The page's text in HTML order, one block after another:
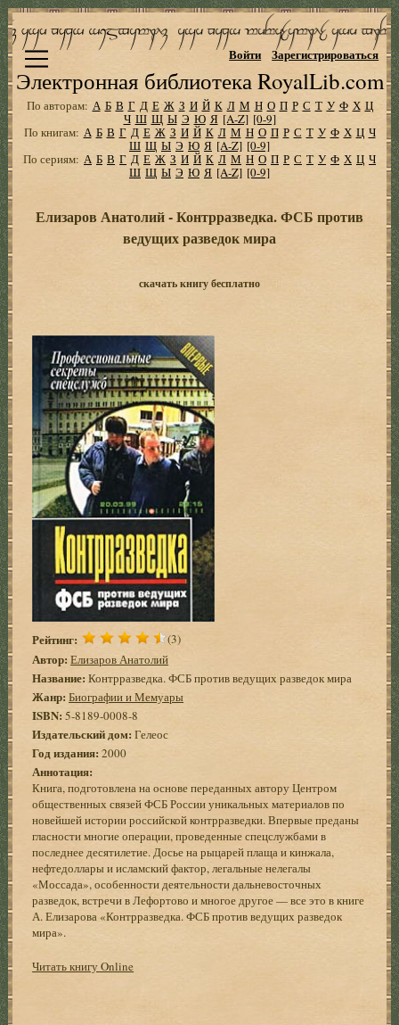
Электронная библиотека RoyalLib.com
Войти Зарегистрироваться
По авторам: А Б В Г Д Е Ж З И Й К Л М Н О П Р С Т У Ф Х Ц
Ч Ш Щ Ы Э Ю Я [A-Z] [0-9]
По книгам: А Б В Г Д Е Ж З И Й К Л М Н О П Р С Т У Ф Х Ц Ч
Ш Щ Ы Э Ю Я [A-Z] [0-9]
По сериям: А Б В Г Д Е Ж З И Й К Л М Н О П Р С Т У Ф Х Ц Ч
Ш Щ Ы Э Ю Я [A-Z] [0-9]
Елизаров Анатолий - Контрразведка. ФСБ против
ведущих разведок мира
скачать книгу бесплатно
Рейтинг: (3)
Автор: Елизаров Анатолий
Название: Контрразведка. ФСБ против ведущих разведок мира
Жанр: Биографии и Мемуары
ISBN: 5-8189-0008-8
Издательский дом: Гелеос
Год издания: 2000
Аннотация:
Книга, подготовлена на основе переданных автору Центром
общественных связей ФСБ России уникальных материалов по
новейшей истории российской контрразведки. Впервые преданы
гласности многие операции, проведенные спецслужбами в
последнее десятилетие. Досье на рыцарей плаща и кинжала,
нефтедоллары и исламский фактор, легальные нелегалы
«Моссада», особенности деятельности дальневосточных
разведок, встречи в Лефортово и многое другое — все это в книге
А. Елизарова «Контрразведка. ФСБ против ведущих разведок
мира».
Читать книгу Online